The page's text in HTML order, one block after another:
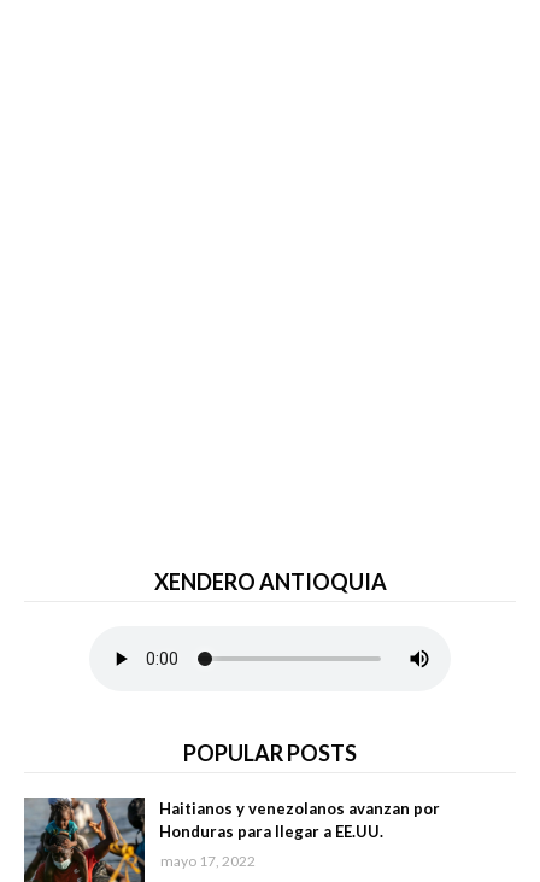
XENDERO ANTIOQUIA
POPULAR POSTS
Haitianos y venezolanos avanzan por
Honduras para llegar a EE.UU.
mayo 17, 2022